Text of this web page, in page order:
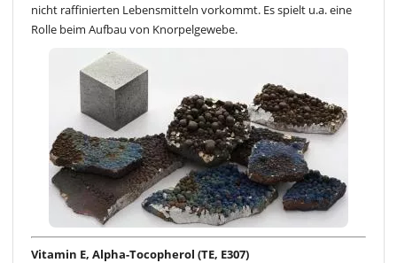
nicht raffinierten Lebensmitteln vorkommt. Es spielt u.a. eine
Rolle beim Aufbau von Knorpelgewebe.
Vitamin E, Alpha-Tocopherol (TE, E307)